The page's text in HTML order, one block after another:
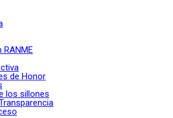
RANME
de Honor
los sillones